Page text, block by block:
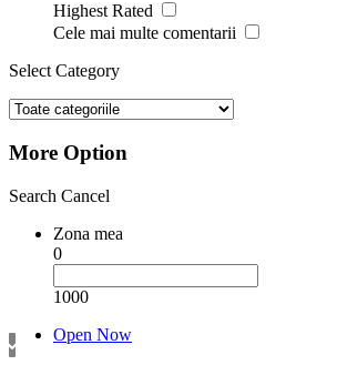
Highest Rated
Cele mai multe comentarii
Select Category
More Option
Search Cancel
Zona mea
0
1000
Open Now